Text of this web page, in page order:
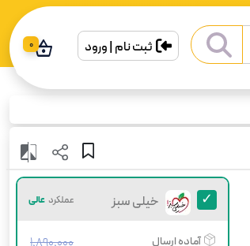
ثبت نام | ورود 0
خیلی سبز عملکرد عالی
آماده ارسال